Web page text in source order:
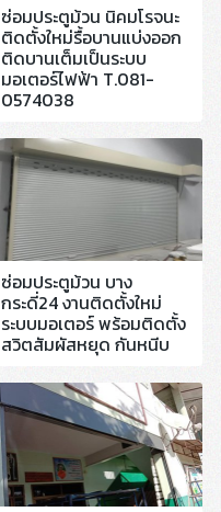
ซ่อมประตูม้วน นิคมโรจนะ
ติดตั้งใหม่รื้อบานแบ่งออก
ติดบานเต็มเป็นระบบ
มอเตอร์ไฟฟ้า T.081-
0574038
ซ่อมประตูม้วน บาง
กระดี่24 งานติดตั้งใหม่
ระบบมอเตอร์ พร้อมติดตั้ง
สวิตสัมผัสหยุด กันหนีบ